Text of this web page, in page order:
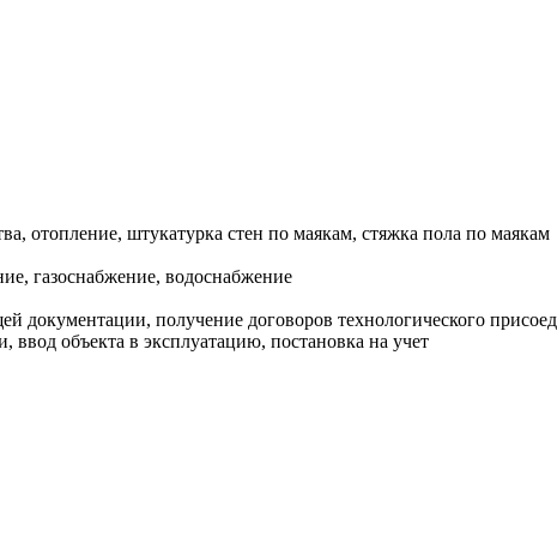
отопление, штукатурка стен по маякам, стяжка пола по маякам
газоснабжение, водоснабжение
получение договоров технологического
ввод объекта в эксплуатацию, постановка на учет